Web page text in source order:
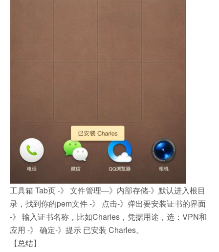
工具箱 Tab页 -》 文件管理—》内部存储-》默认进入根目
录，找到你的pem文件 -》 点击-》弹出要安装证书的界面
-》 输入证书名称，比如Charles，凭据用途，选：VPN和
应用 -》 确定-》提示 已安装 Charles。
【总结】